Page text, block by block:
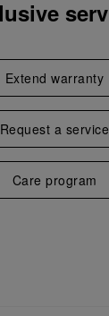
Extend warranty
Request a service
Care program